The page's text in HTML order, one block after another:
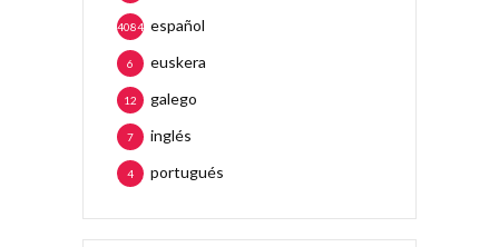
español
4084
euskera
6
galego
12
inglés
7
portugués
4